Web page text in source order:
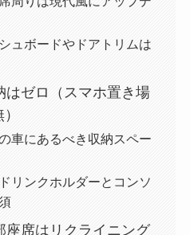
ュボードやドアトリムは
はゼロ（スマホ置き場
車にあるべき収納スペー
リンクホルダーとコンソ
座席はリクライニング